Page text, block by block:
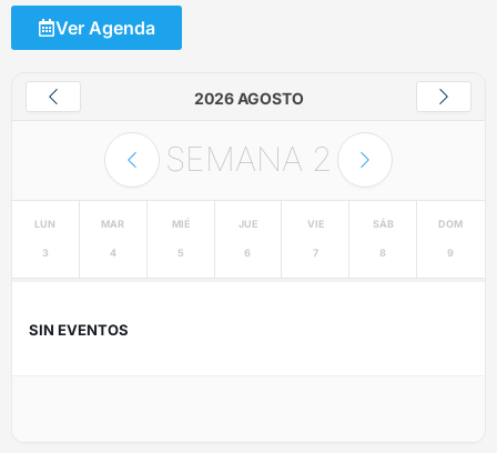
Ver Agenda
2026 AGOSTO
SEMANA 2
LUN
3
MAR
4
MIÉ
5
JUE
6
VIE
7
SÁB
8
DOM
9
SIN EVENTOS